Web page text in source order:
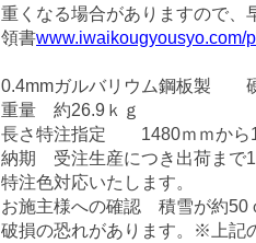
重くなる場合がありますので、
領書www.iwaikougyousyo.com/
0.4mmガルバリウム鋼板製
重量 約26.9ｋｇ
長さ特注指定 1480ｍｍから
納期 受注生産につき出荷まで
特注色対応いたします。
お施主様への確認 積雪が約50
破損の恐れがあります。※上記